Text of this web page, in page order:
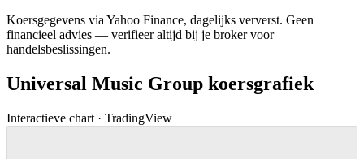
Koersgegevens via Yahoo Finance, dagelijks ververst. Geen
financieel advies — verifieer altijd bij je broker voor
handelsbeslissingen.
Universal Music Group koersgrafiek
Interactieve chart · TradingView